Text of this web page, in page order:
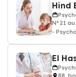
Hind
N°21
-
El
88,